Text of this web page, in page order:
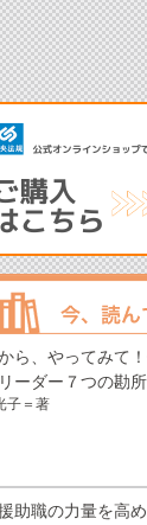
ら、やってみて
ーダー７つの勘所
子＝著
助職の力量を高